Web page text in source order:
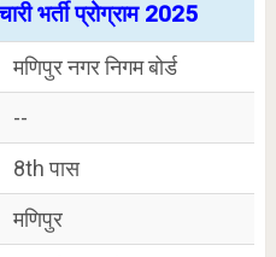
भर्ती प्रोग्राम 2025
मणिपुर नगर निगम बोर्ड
--
8th पास
मणिपुर